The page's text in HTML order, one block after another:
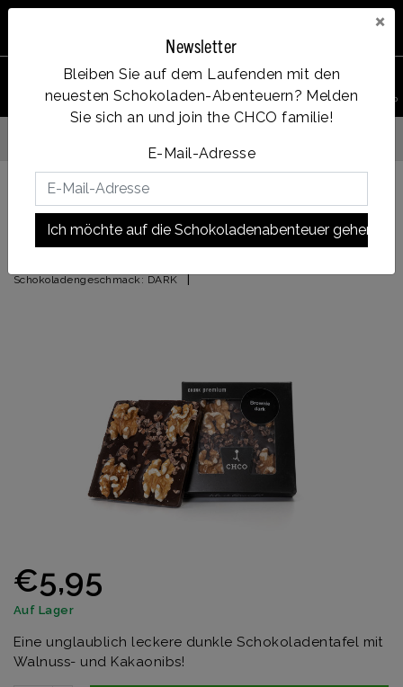
×
Newsletter
Bleiben Sie auf dem Laufenden mit den
neuesten Schokoladen-Abenteuern? Melden
Sie sich an und join the CHCO familie!
E-Mail-Adresse
Ich möchte auf die Schokoladenabenteuer gehen!
Vanaf €35, gratis
Zurück zu START|Brownie Chocbar
Brownie Chocbar
Schokoladengeschmack: DARK |
€5,95
Auf Lager
Eine unglaublich leckere dunkle Schokoladentafel mit
Walnuss- und Kakaonibs!
PRODUKT
SUCHEN
Account Menu Wunschzettel Ihr Warenkorb